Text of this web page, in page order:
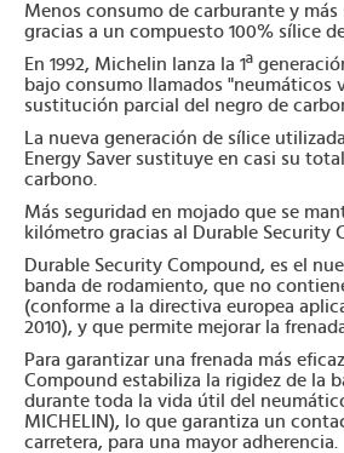
Menos consumo de carburante y
gracias a un compuesto 100% sílice
En 1992, Michelin lanza la 1ª
bajo consumo llamados "neumáticos
sustitución parcial del negro de
La nueva generación de sílice
Energy Saver sustituye en casi su
carbono.
Más seguridad en mojado que se
kilómetro gracias al Durable Security
Durable Security Compound, es el
banda de rodamiento, que no
(conforme a la directiva europea
2010), y que permite mejorar la
Para garantizar una frenada más
Compound estabiliza la rigidez de la
durante toda la vida útil del
MICHELIN), lo que garantiza un
carretera, para una mayor adherencia.